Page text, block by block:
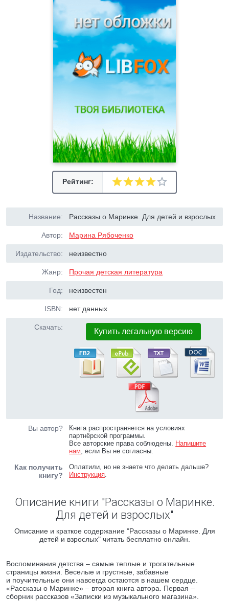
Рейтинг:
Название: Рассказы о Маринке. Для детей и взрослых
Автор: Марина Рябоченко
Издательство: неизвестно
Жанр: Прочая детская литература
Год: неизвестен
ISBN: нет данных
Скачать: Купить легальную версию
Вы автор?
Книга распространяется на условиях
партнёрской программы.
Все авторские права соблюдены. Напишите
нам, если Вы не согласны.
Как получить
книгу?
Оплатили, но не знаете что делать дальше?
Инструкция.
Описание книги "Рассказы о Маринке.
Для детей и взрослых"
Описание и краткое содержание "Рассказы о Маринке. Для
детей и взрослых" читать бесплатно онлайн.
Воспоминания детства – самые теплые и трогательные
страницы жизни. Веселые и грустные, забавные
и поучительные они навсегда остаются в нашем сердце.
«Рассказы о Маринке» – вторая книга автора. Первая –
сборник рассказов «Записки из музыкального магазина».